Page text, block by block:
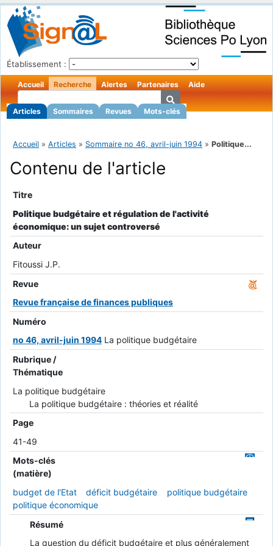
Établissement :
Accueil Recherche
Articles Sommaires Revues Mots-clés
Alertes Partenaires Aide
Accueil » Articles » Sommaire no 46, avril-juin 1994 » Politique...
Contenu de l'article
Titre
Politique budgétaire et régulation de l'activité
économique: un sujet controversé
Auteur
Fitoussi J.P.
Revue
Revue française de finances publiques
Numéro
no 46, avril-juin 1994 La politique budgétaire
Rubrique /
Thématique
La politique budgétaire
La politique budgétaire : théories et réalité
Page
41-49
Mots-clés
(matière)
budget de l'Etat
déficit budgétaire
politique budgétaire
politique économique
Résumé
La question du déficit budgétaire et plus généralement